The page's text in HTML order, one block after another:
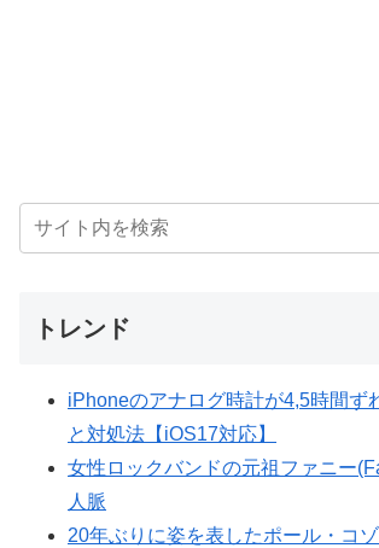
トレンド
iPhoneのアナログ時計が4,5時間ず
と対処法【iOS17対応】
女性ロックバンドの元祖ファニー
人脈
20年ぶりに姿を表したポール・コ